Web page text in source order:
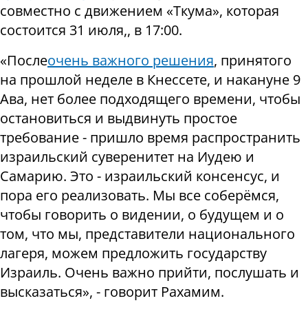
совместно с движением «Ткума», которая
состоится 31 июля,, в 17:00.
«Послеочень важного решения, принятого
на прошлой неделе в Кнессете, и накануне 9
Ава, нет более подходящего времени, чтобы
остановиться и выдвинуть простое
требование - пришло время распространить
израильский суверенитет на Иудею и
Самарию. Это - израильский консенсус, и
пора его реализовать. Мы все соберёмся,
чтобы говорить о видении, о будущем и о
том, что мы, представители национального
лагеря, можем предложить государству
Израиль. Очень важно прийти, послушать и
высказаться», - говорит Рахамим.